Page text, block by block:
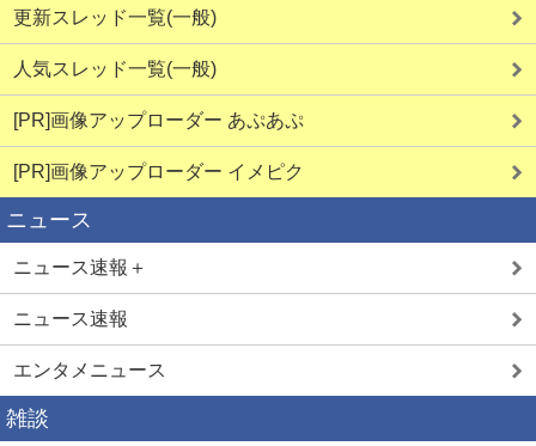
更新スレッド一覧(一般)
人気スレッド一覧(一般)
[PR]画像アップローダー あぷあぷ
[PR]画像アップローダー イメピク
ニュース
ニュース速報＋
ニュース速報
エンタメニュース
雑談